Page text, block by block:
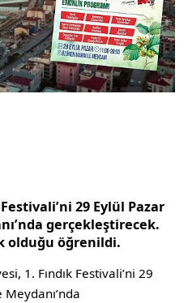
29 Eylül Pazar
gerçekleştirecek.
olduğu öğrenildi.
1. Fındık Festivali’ni 29